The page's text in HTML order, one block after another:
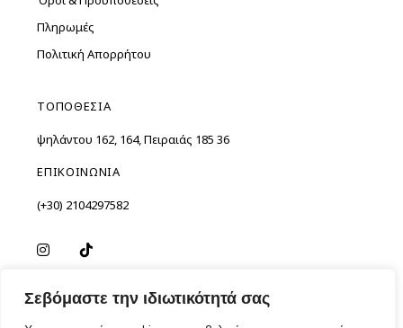
Σεβόμαστε την ιδιωτικότητά σας
Πληρωμές
Πολιτική Απορρήτου
ΤΟΠΟΘΕΣΙΑ
Ὑψηλάντου 162, 164, Πειραιάς 185 36
ΕΠΙΚΟΙΝΩΝΙΑ
(+30) 2104297582